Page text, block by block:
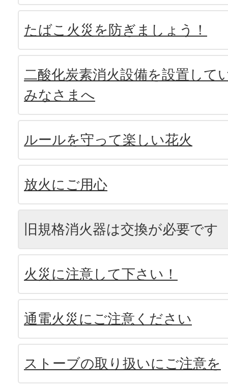
たばこ火災を防ぎましょう！
二酸化炭素消火設備を設置して
みなさまへ
ルールを守って楽しい花火
放火にご用心
旧規格消火器は交換が必要です
火災に注意して下さい！
通電火災にご注意ください
ストーブの取り扱いにご注意を